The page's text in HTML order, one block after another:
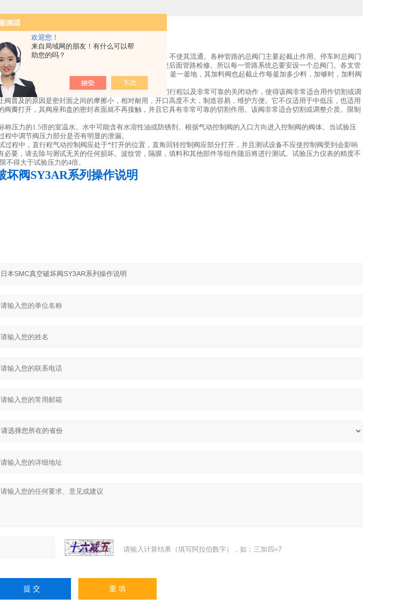
欢迎您！
来自局域网的朋友！有什么可以帮
助您的吗？
坏阀SY3AR系列操作说明
一个重要作朋是韶止作用。这就是截断管路中的流体，不使其流通。各种管路的总阀门主要起截止作用。停车时总阀门
把后面的管道今流体放空。检修时把总阀门关闭，以便后面管路检修。所以每一管路系统总要安设一个总阀门。各支管
的间歇作业要用。按操作规程规定，截止原料加入。釜一釜地，其加料阀也起截止作每釜加多少料，加够时，加料阀
轴垂直于阀座密封表面。阀杆具有相对短的打开或关闭行程以及非常可靠的关闭动作，使得该阀非常适合用作切割或调
阀普及的原因是密封面之间的摩擦小，相对耐用，开口高度不大，制造容易，维护方便。它不仅适用于中低压，也适用
阀瓣打开，其阀座和盘的密封表面就不再接触，并且它具有非常可靠的切割作用。该阀非常适合切割或调整介质。限制
称压力的1.5倍的室温水。水中可能含有水溶性油或防锈剂。根据气动控制阀的入口方向进入控制阀的阀体。当试验压
程中调节阀压力部分是否有明显的泄漏。
过程中，直行程气动控制阀应处于*打开的位置，直角回转控制阀应部分打开，并且测试设备不应使控制阀受到会影响
必要，请去除与测试无关的任何损坏。波纹管，隔膜，填料和其他部件等组件随后将进行测试。试验压力仪表的精度不
不得大于试验压力的4倍。
坏阀SY3AR系列操作说明
请输入计算结果（填写阿拉伯数字），如：三加四=7